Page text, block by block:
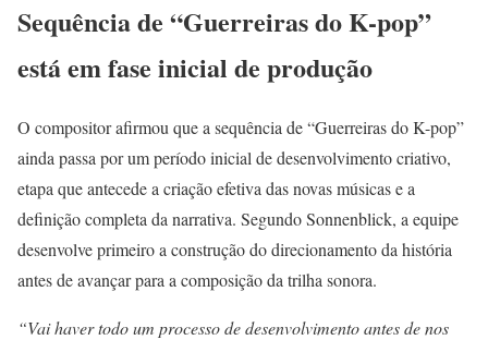
Sequência de “Guerreiras do K-pop”
está em fase inicial de produção
O compositor afirmou que a sequência de “Guerreiras do K-pop”
ainda passa por um período inicial de desenvolvimento criativo,
etapa que antecede a criação efetiva das novas músicas e a
definição completa da narrativa. Segundo Sonnenblick, a equipe
desenvolve primeiro a construção do direcionamento da história
antes de avançar para a composição da trilha sonora.
“Vai haver todo um processo de desenvolvimento antes de nos